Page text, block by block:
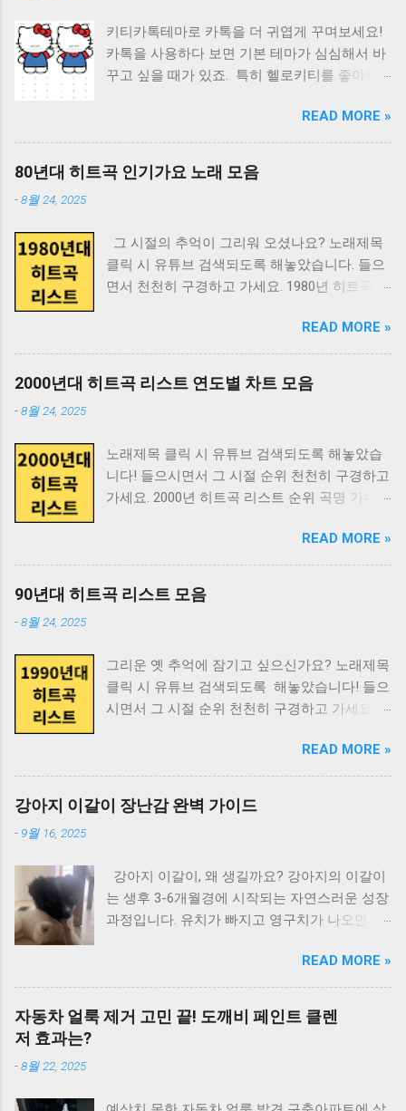
리고 어둡고 깊은 우물 하나. 늑대아이 2012 미
야자키 하야오 이후는 확실히 호소다 마모루! 다
크 나이트 2008 내러티브와 스타일을 완벽히 장
닭은? 1989 당신은 아직 아무것도 보지 못했다
정하는 마법 같은 순간. 레볼루셔너리 로드 2008
공간 속의 개인적 추억에 감동 넘치는 보편성의
날개를 달아준 기술, 예술, 마술. ...
와 문학을 넘나드는 그의 시각에서 선별된 책들
을 만나보실 수 있습니다 마음에 드는 책제목이
나 저자는 눌러보세요. 네이버 검색으로 바로 넘
기 성의 역사 앵거스 맥래런 2 감각의 박물학 다
이앤 애커먼 3 게으름뱅이 정신분석 기시다 슈 4
고통받는 인간 손봉호 5 눈의 황홀 마쓰다 유키
스 9 모멸감 김찬호 10 보이는 것, 보이지 않는
것, 그리고 추한 것 F.곤살레스 크루시 11 불안의
서 페르난두 페소아 12 사랑, 그 혼란스러운 리
머스 루이스, 패리 애미니, 리처드 래넌 14 스키
박정자 17 쌤통의 심리학 리처드 H.스미스 18 아
22 왜 사람들은 이상한 것을 믿는가 마이클 서머
23 왜 우리는 사랑에 빠지는가 헬렌 피셔 24 욕
망의 진화 데이비드 버스 25 욕망하는...
키티카톡테마로 카톡을 더 귀엽게 꾸며보세요!
카톡을 사용하다 보면 기본 테마가 심심해서 바
꾸고 싶을 때가 있죠. 특히 헬로키티를 좋아한
키티카톡테마 아이폰 사용자라면 전용 키티카
톡테마를 무료로 받을 수 있어요. 깔끔한 배경
에 귀여운 키티 캐릭터가 들어간 테마들이 인기
가 많습니다. 키티카톡테마의 특징: 헬로키티 캐
크
https://m.blog.naver.com/limxsu/222980106736
다른 귀여운 테마도 함께 찾고 있다면? 키티카
스쿠티스튜디오를 추천해요. 여기서는 안드로
이드와 아이폰 모든 버전의 귀여운 캐릭터 테마
를 공유하고 있습니다. 스쿠티스튜디오 특징: 다
질 디자인 카톡 테마 다운로드 링크
https://blog.naver.com/scootystudio 인스타그
램 https://instagram.com/scootystudio 주의사
용량 확인 후 다운로드 키티카톡테마로 카톡을
READ MORE »
80년대 히트곡 인기가요 노래 모음
-8월 24, 2025
그 시절의 추억이 그리워 오셨나요? 노래제목
클릭 시 유튜브 검색되도록 해놓았습니다. 들으
면서 천천히 구경하고 가세요. 1980년 히트곡 리
람 바보 희자매 3위 기다리는 여심 계은숙 4위
나는 행복합니다 윤항기 5위 내가 (대상) 김학래
6위 단발머리 조용필 7위 당신은 누구시길래 심
수봉 8위 당신은 별을 보고 울어 보셨나요 박인
Nami (나미) 14위 난 참 바보처럼 살았군요 김태
화 15위 바야야 이정희 16위 불놀이야 옥슨 80
17위 빙빙빙 하성관 18위 사랑은 아직도 끝나지
오는 소리에 이영화 21위 영원한 친구 Nami (나
미) 22위 외할머니 댁 논두렁 밭두렁 23위 일곱
색깔 무지개 작은 거인 24위 저 높은 곳을 향하
요 산울림 (Sanullim) 28위 창밖의 여자 조용필
29위 풍문으로 들었소 함중아 30위 행복한 사람
조동진 여기까지 1980년 히트곡 리스트 끝.
다라 송창식 2위 가지마오 산울림 (Sanullim) 3
꿈을 꾼 후에 여진 8위 남편에게 바치는 노래 김
READ MORE »
2000년대 히트곡 리스트 연도별 차트 모음
-8월 24, 2025
노래제목 클릭 시 유튜브 검색되도록 해놓았습
니다! 들으시면서 그 시절 순위 천천히 구경하고
가세요. 2000년 히트곡 리스트 순위 곡명 가수 1
Ver.) 조규만 3위 Run To You DJ DOC 4위 거짓
말 god 5위 초련(初戀) (Techno Mix) (Feat. 윤진)
클론 6위 가시나무 조성모 7위 흔들린 우정 홍경
민 8위 나의 연인(我戀) 임창정 9위 영원 스카이
14위 너를 위해 임재범 15위 바보 박효신 16위
그대가 그대를 이승환 17위 매직 카펫 라이드 자
우림 18위 중독된 사랑 조장혁 19위 해줄 수 없
Rhapsody 최재훈 23위 오랜 방황의 끝 김태영
24위 Day By Day 플라이 투 더 스카이 25위
Tears 소찬휘 26위 상실 박상민 27위 잘됐어!!!
현 32위 그대니까요 (Duet With 차은주) 김현철
33위 와 이정현 34위 One Love 원타임 35위 요
즘 너는 이현우 36위 서방님 이소은 37위 맥주
와 땅콩 쿨 (COOL) 38위 I Believe 이수영 39위
애수(哀愁) god 40위 Cyber Lover 터보 41위 머
READ MORE »
90년대 히트곡 리스트 모음
-8월 24, 2025
그리운 옛 추억에 잠기고 싶으신가요? 노래제목
클릭 시 유튜브 검색되도록 해놓았습니다! 들으
시면서 그 시절 순위 천천히 구경하고 가세요.
사항 변진섭 2위 사랑일뿐야 김민우 3위 유리창
엔 비 햇빛촌 4위 비오는 날 수채화 김현식 5위
마지막 콘서트 이승철 6위 그 아픔까지 사랑한
거야 조정현 7위 어떤 이의 꿈 봄여름가을겨울 8
위 입영열차안에서 김민우 12위 향기로운 추억
(응답하라 1988 삽입곡) 박학기 13위 텅 빈 마음
이승환 14위 찬바람이 불면 김지연 15위 넋두리
야 이상은 (=Lee-tzsche) 18위 마음에 쓰는 편지
임백천 19위 눈물나는 날에는 푸른하늘 20위 시
청앞 지하철 역에서 동물원 21위 얄미운 사람 김
지나도록 푸른하늘 26위 너에게로 또 다시 변진
READ MORE »
강아지 이갈이 장난감 완벽 가이드
- 9월 16, 2025
강아지 이갈이, 왜 생길까요? 강아지의 이갈이
는 생후 3-6개월경에 시작되는 자연스러운 성장
과정입니다. 유치가 빠지고 영구치가 나오면서
어합니다. 이 시기의 강아지들은 가구, 소파, 신
발 등 집 안의 모든 것을 물어뜯는 행동을 보이
게 됩니다. 임시보호 경험에서 얻은 실전 노하우
임시보호를 하다 보면 어린 강아지들과 이갈이
READ MORE »
자동차 얼룩 제거 고민 끝! 도깨비 페인트 클렌
저 효과는?
-8월 22, 2025